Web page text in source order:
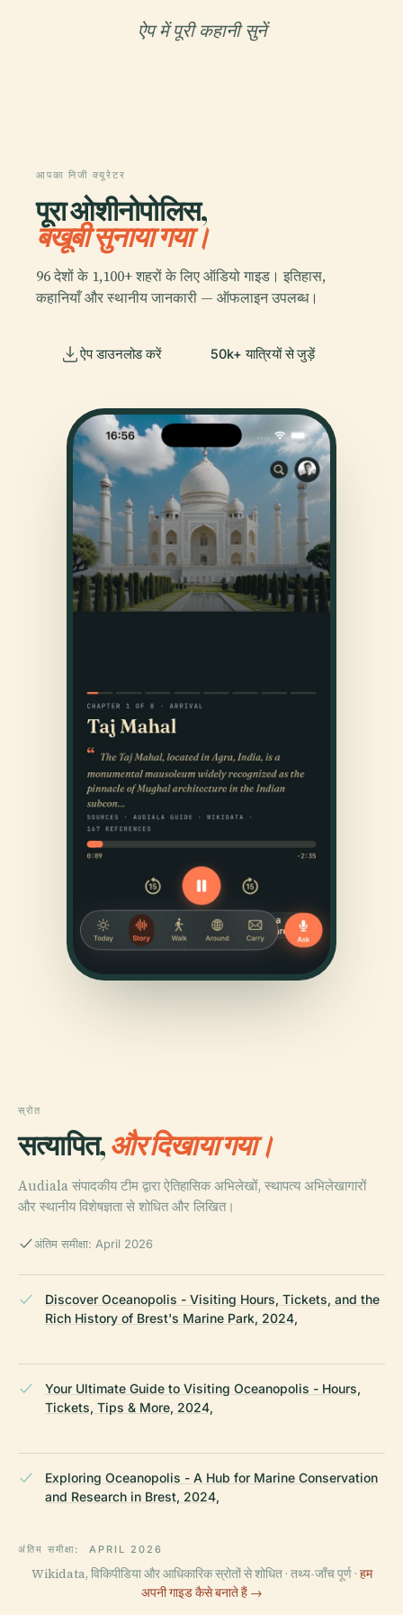
ऐप में पूरी कहानी सुनें
आपका निजी क्यूरेटर
पूरा ओशीनोपोलिस,
बखूबी सुनाया गया।
96 देशों के 1,100+ शहरों के लिए ऑडियो गाइड। इतिहास,
कहानियाँ और स्थानीय जानकारी — ऑफलाइन उपलब्ध।
ऐप डाउनलोड करें 50k+ यात्रियों से जुड़ें
स्रोत
सत्यापित,और दिखाया गया।
Audiala संपादकीय टीम द्वारा ऐतिहासिक अभिलेखों, स्थापत्य अभिलेखागारों
और स्थानीय विशेषज्ञता से शोधित और लिखित।
अंतिम समीक्षा: April 2026
Discover Oceanopolis - Visiting Hours, Tickets, and the
Rich History of Brest's Marine Park, 2024,
Your Ultimate Guide to Visiting Oceanopolis - Hours,
Tickets, Tips & More, 2024,
Exploring Oceanopolis - A Hub for Marine Conservation
and Research in Brest, 2024,
अंतिम समीक्षा: APRIL 2026
Wikidata, विकिपीडिया और आधिकारिक स्रोतों से शोधित · तथ्य-जाँच पूर्ण · हम
अपनी गाइड कैसे बनाते हैं →